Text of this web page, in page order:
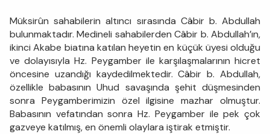
Müksirûn sahabilerin altıncı sırasında Câbir b. Abdullah
bulunmaktadır. Medineli sahabilerden Câbir b. Abdullah’ın,
ikinci Akabe biatına katılan heyetin en küçük üyesi olduğu
ve dolayısıyla Hz. Peygamber ile karşılaşmalarının hicret
öncesine uzandığı kaydedilmektedir. Câbir b. Abdullah,
özellikle babasının Uhud savaşında şehit düşmesinden
sonra Peygamberimizin özel ilgisine mazhar olmuştur.
Babasının vefatından sonra Hz. Peygamber ile pek çok
gazveye katılmış, en önemli olaylara iştirak etmiştir.